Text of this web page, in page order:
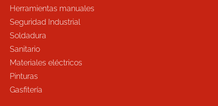
Herramientas manuales
Seguridad Industrial
Soldadura
Sanitario
Materiales eléctricos
Pinturas
Gasfitería